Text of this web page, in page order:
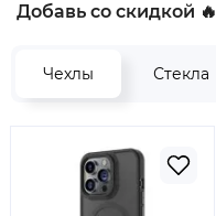
Добавь со скидкой 🔥
Чехлы Стекла